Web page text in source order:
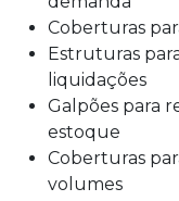
Coberturas
Estruturas
liquidações
Galpões para
estoque
Coberturas
volumes